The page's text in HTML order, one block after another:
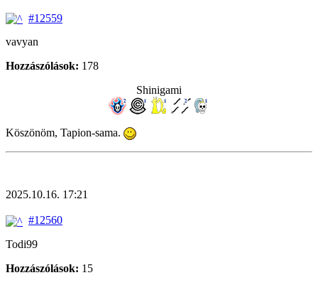
#12559
vavyan
Hozzászólások: 178
Shinigami
Köszönöm, Tapion-sama.
2025.10.16. 17:21
#12560
Todi99
Hozzászólások: 15